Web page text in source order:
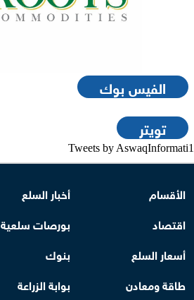
الفيس بوك
تويتر
Tweets by AswaqInformati1
الأقسام
أخبار السلع
اقتصاد
بورصات سلعية
أسعار السلع
بنوك
طاقة ومعادن
بوابة الزراعة